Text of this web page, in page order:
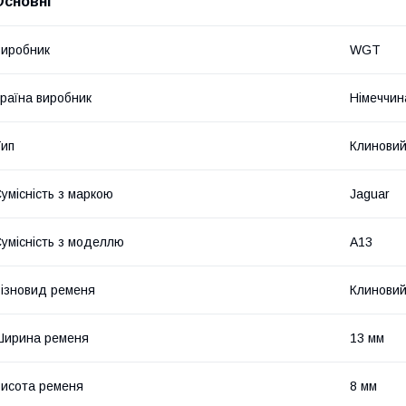
WGT
виробник
Клиновий
з маркою Jaguar
з моделлю A13
ременя Клиновий
ременя 13 мм
ременя 8 мм